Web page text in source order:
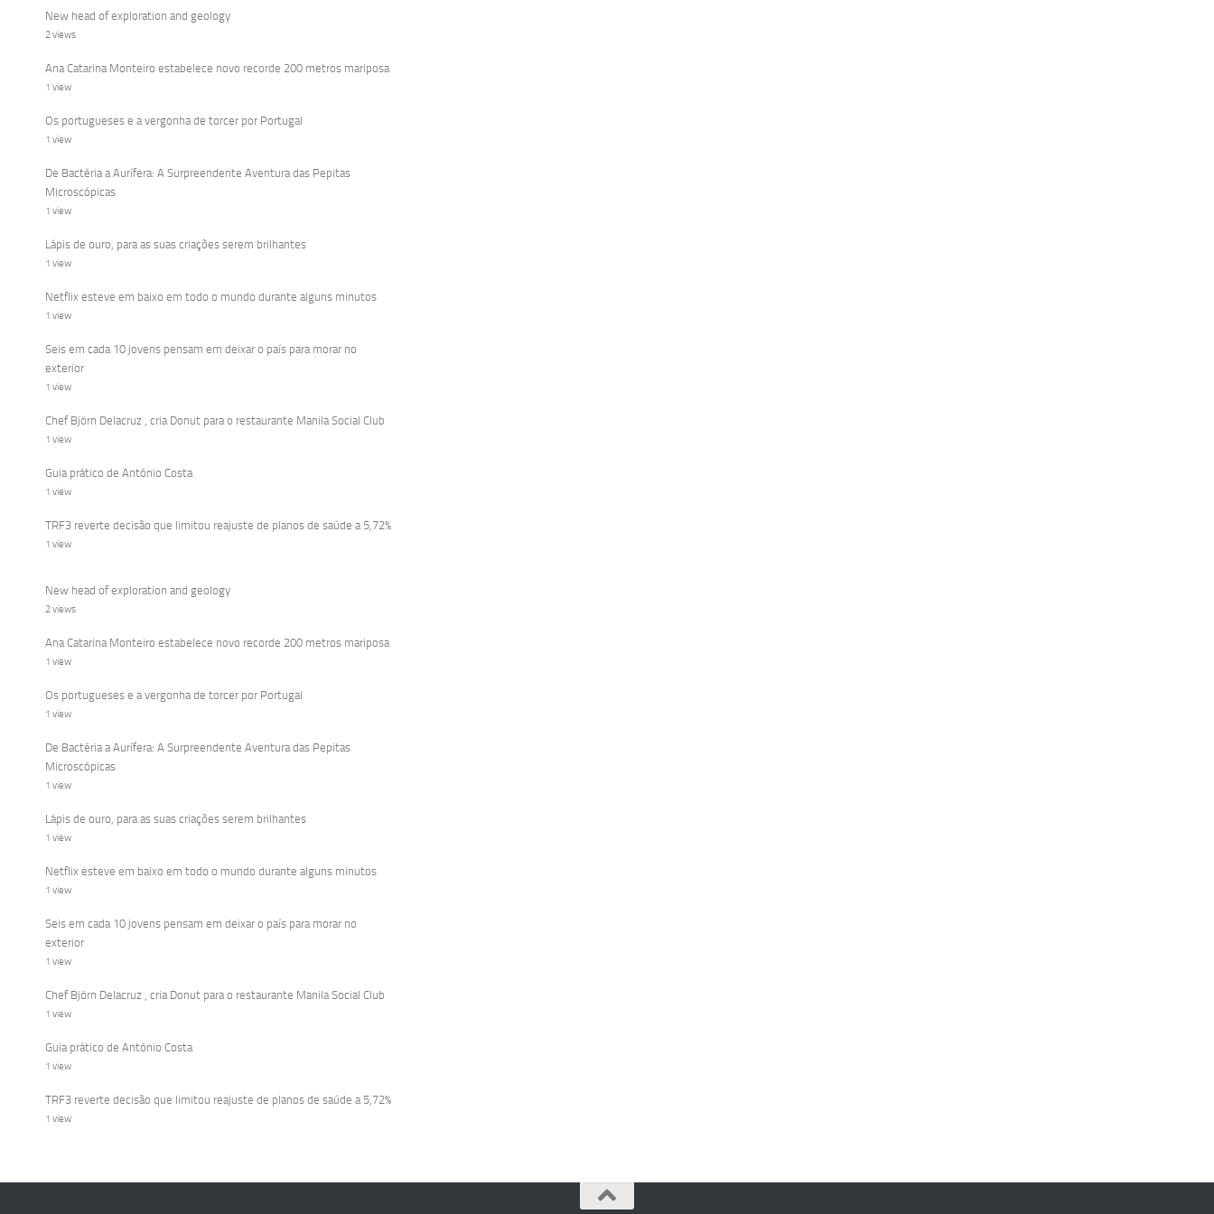
New head of exploration and geology
2 views
Ana Catarina Monteiro estabelece novo recorde 200 metros mariposa
1 view
Os portugueses e a vergonha de torcer por Portugal
1 view
De Bactéria a Aurífera: A Surpreendente Aventura das Pepitas
Microscópicas
1 view
Lápis de ouro, para as suas criações serem brilhantes
1 view
Netflix esteve em baixo em todo o mundo durante alguns minutos
1 view
Seis em cada 10 jovens pensam em deixar o país para morar no
exterior
1 view
Chef Björn Delacruz , cria Donut para o restaurante Manila Social Club
1 view
Guia prático de António Costa
1 view
TRF3 reverte decisão que limitou reajuste de planos de saúde a 5,72%
1 view
New head of exploration and geology
2 views
Ana Catarina Monteiro estabelece novo recorde 200 metros mariposa
1 view
Os portugueses e a vergonha de torcer por Portugal
1 view
De Bactéria a Aurífera: A Surpreendente Aventura das Pepitas
Microscópicas
1 view
Lápis de ouro, para as suas criações serem brilhantes
1 view
Netflix esteve em baixo em todo o mundo durante alguns minutos
1 view
Seis em cada 10 jovens pensam em deixar o país para morar no
exterior
1 view
Chef Björn Delacruz , cria Donut para o restaurante Manila Social Club
1 view
Guia prático de António Costa
1 view
TRF3 reverte decisão que limitou reajuste de planos de saúde a 5,72%
1 view